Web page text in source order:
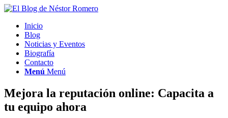
Inicio
Blog
Noticias y Eventos
Biografía
Contacto
Menú Menú
Mejora la reputación online: Capacita a
tu equipo ahora